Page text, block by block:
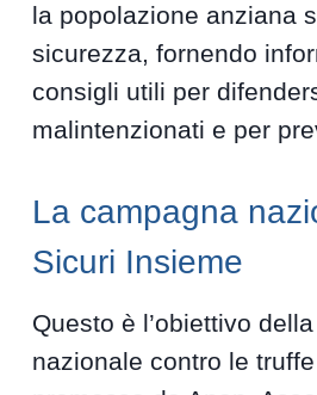
la popolazione anziana
sicurezza, fornendo
consigli utili per
malintenzionati e per
La campagna
Sicuri Insieme
Questo è l’obiettivo
nazionale contro le